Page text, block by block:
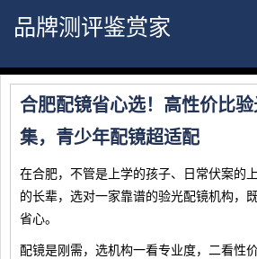
品牌测评鉴赏家
合肥配镜省心选！高性价比
集，青少年配镜超适配
在合肥，不管是上学的孩子、日常伏案的
的长辈，选对一家靠谱的验光配镜机构，
省心。
配镜是刚需，选机构一看专业度，二看性